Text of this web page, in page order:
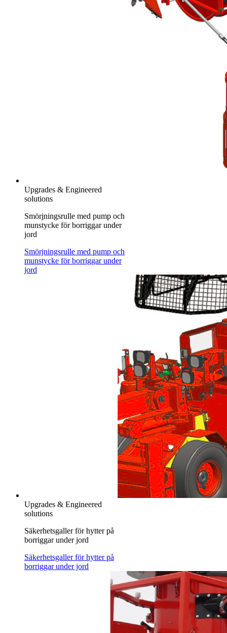
Upgrades & Engineered
solutions
Smörjningsrulle med pump och
munstycke för borriggar under
jord
Smörjningsrulle med pump och
munstycke för borriggar under
jord
Upgrades & Engineered
solutions
Säkerhetsgaller för hytter på
borriggar under jord
Säkerhetsgaller för hytter på
borriggar under jord